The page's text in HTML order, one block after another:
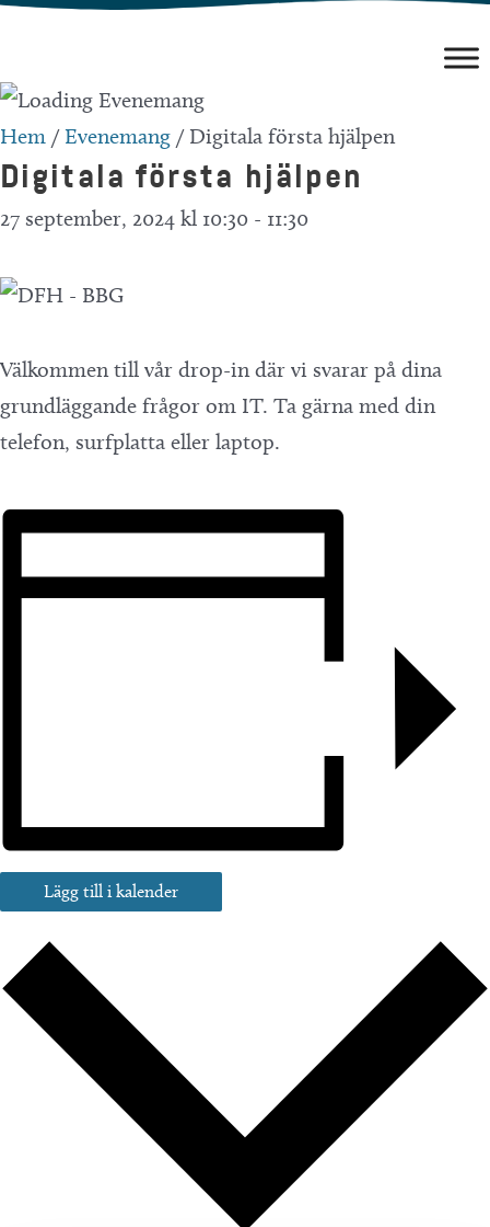
Hoppa
innehåll
Hem /Evenemang / Digitala första hjälpen
Digitala första hjälpen
27 september, 2024 kl 10:30 - 11:30
Välkommen till vår drop-in där vi svarar på dina
grundläggande frågor om IT. Ta gärna med din
telefon, surfplatta eller laptop.
Lägg till i kalender